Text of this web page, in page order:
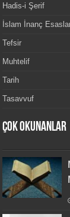
Hadis-i Şerif
İslam İnanç
Tefsir
Muhtelif
Tarih
Tasavvuf
Çok Okunanlar